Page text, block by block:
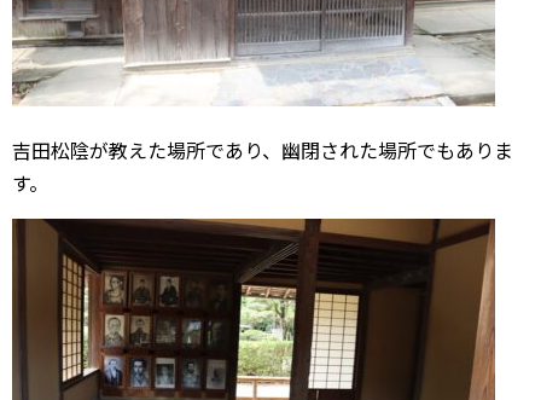
吉田松陰が教えた場所であり、幽閉された場所でもありま
す。